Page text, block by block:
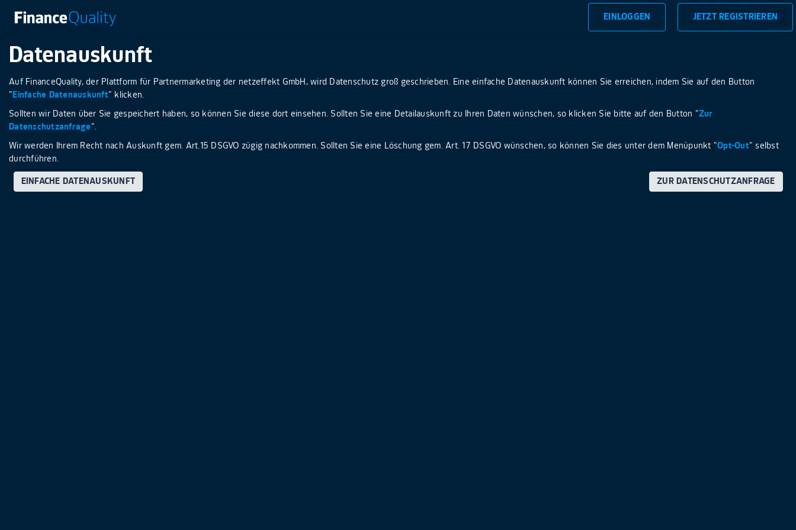
EINLOGGEN JETZT REGISTRIEREN
Datenauskunft
Auf FinanceQuality, der Plattform für Partnermarketing der netzeffekt GmbH, wird Datenschutz groß geschrieben. Eine einfache Datenauskunft können Sie erreichen, indem Sie auf den Button
" Einfache Datenauskunft" klicken.
Sollten wir Daten über Sie gespeichert haben, so können Sie diese dort einsehen. Sollten Sie eine Detailauskunft zu Ihren Daten wünschen, so klicken Sie bitte auf den Button "Zur
Datenschutzanfrage".
Wir werden Ihrem Recht nach Auskunft gem. Art.15 DSGVO zügig nachkommen. Sollten Sie eine Löschung gem. Art. 17 DSGVO wünschen, so können Sie dies unter dem Menüpunkt "Opt-Out" selbst
durchführen.
EINFACHE DATENAUSKUNFT ZUR DATENSCHUTZANFRAGE